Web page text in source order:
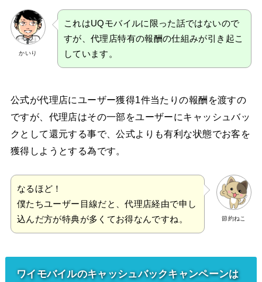
かいり
これはUQモバイルに限った話ではないので
すが、代理店特有の報酬の仕組みが引き起こ
しています。
公式が代理店にユーザー獲得1件当たりの報酬を渡すの
ですが、代理店はその一部をユーザーにキャッシュバッ
クとして還元する事で、公式よりも有利な状態でお客を
獲得しようとする為です。
節約ねこ
なるほど！
僕たちユーザー目線だと、代理店経由で申し
込んだ方が特典が多くてお得なんですね。
ワイモバイルのキャッシュバックキャンペーンは